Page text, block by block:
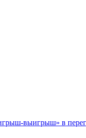
выигрыш» в